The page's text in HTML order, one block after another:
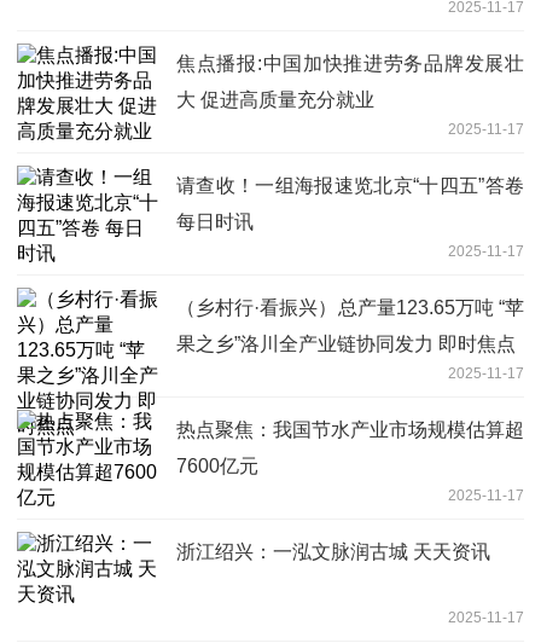
2025-11-17
焦点播报:中国加快推进劳务品牌发展壮
大 促进高质量充分就业
2025-11-17
请查收！一组海报速览北京“十四五”答卷
每日时讯
2025-11-17
（乡村行·看振兴）总产量123.65万吨 “苹
果之乡”洛川全产业链协同发力 即时焦点
2025-11-17
热点聚焦：我国节水产业市场规模估算超
7600亿元
2025-11-17
浙江绍兴：一泓文脉润古城 天天资讯
2025-11-17